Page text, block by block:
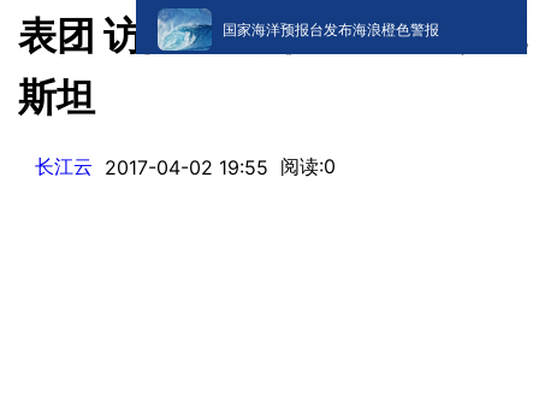
国家海洋预报台发布海浪橙色警报
表团 访问巴基斯坦印度哈萨克
斯坦
长江云 2017-04-02 19:55 阅读:0